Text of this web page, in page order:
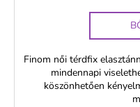
Finom női térdfix
mindennapi
köszönhetően